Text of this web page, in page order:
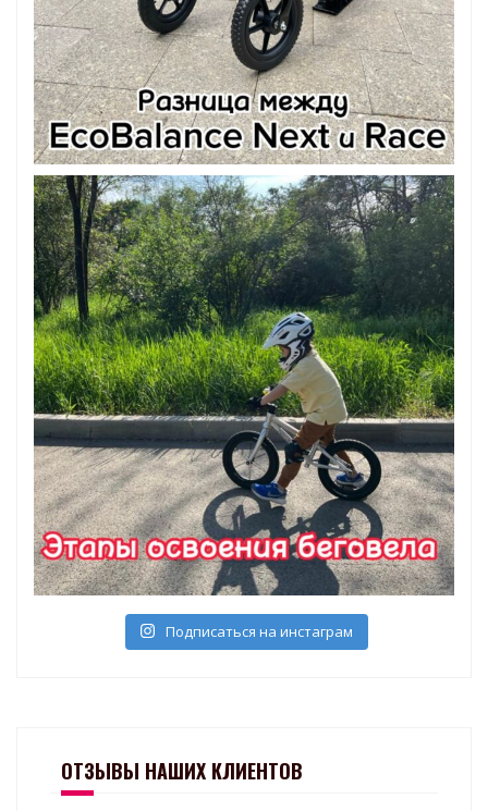
Подписаться на инстаграм
ОТЗЫВЫ НАШИХ КЛИЕНТОВ